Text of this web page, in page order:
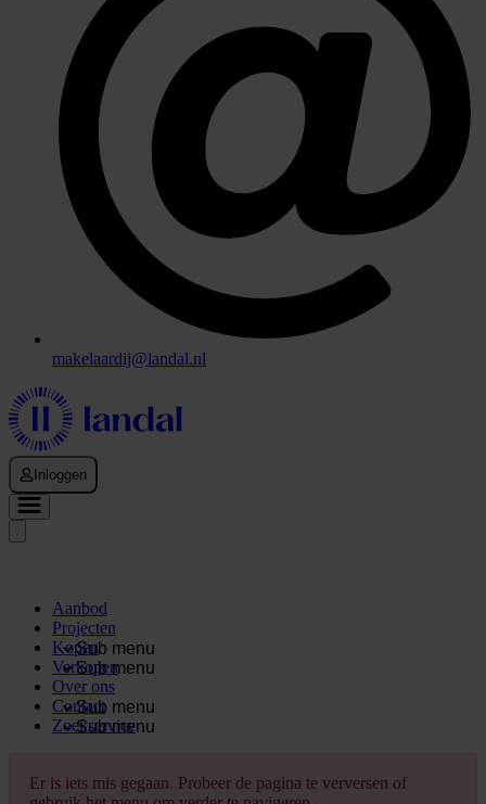
makelaardij@landal.nl
Inloggen
Aanbod
Projecten
Sub menu
Kopen
Sub menu
Verkopen
Over ons
Sub menu
Contact
Sub menu
Zoekservice
Er is iets mis gegaan. Probeer de pagina te verversen of